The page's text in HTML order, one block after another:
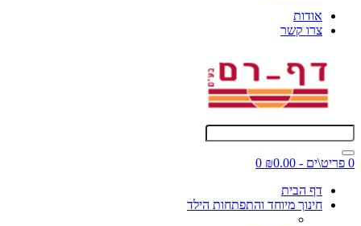
אודות
צרו קשר
0 פריט\ים - ₪0.00
0
דף הבית
חינוך מיוחד והתפתחות הילד